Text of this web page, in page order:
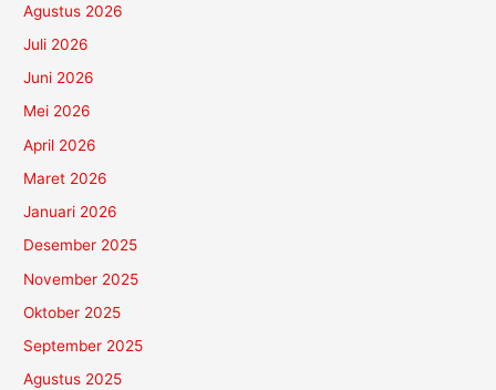
Agustus 2026
Juli 2026
Juni 2026
Mei 2026
April 2026
Maret 2026
Januari 2026
Desember 2025
November 2025
Oktober 2025
September 2025
Agustus 2025